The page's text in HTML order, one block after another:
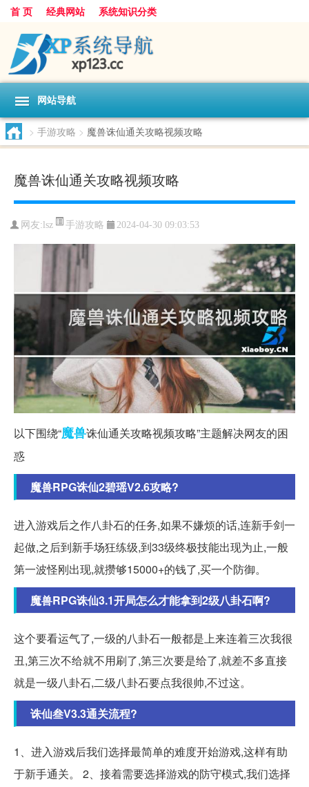
首 页 经典网站 系统知识分类
网站导航
> 手游攻略 > 魔兽诛仙通关攻略视频攻略
魔兽诛仙通关攻略视频攻略
网友: lsz 手游攻略 2024-04-30 09:03:53
以下围绕“魔兽诛仙通关攻略视频攻略”主题解决网友的困
惑
魔兽RPG诛仙2碧瑶V2.6攻略?
进入游戏后之作八卦石的任务,如果不嫌烦的话,连新手剑一
起做,之后到新手场狂练级,到33级终极技能出现为止,一般
第一波怪刚出现,就攒够15000+的钱了,买一个防御。
魔兽RPG诛仙3.1开局怎么才能拿到2级八卦石啊?
这个要看运气了,一级的八卦石一般都是上来连着三次我很
丑,第三次不给就不用刷了,第三次要是给了,就差不多直接
就是一级八卦石,二级八卦石要点我很帅,不过这。
诛仙叁V3.3通关流程?
1、进入游戏后我们选择最简单的难度开始游戏,这样有助
于新手通关。 2、接着需要选择游戏的防守模式,我们选择